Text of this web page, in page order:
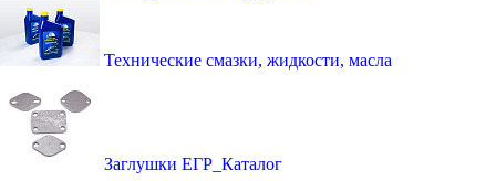
Технические смазки, жидкости, масла
Заглушки ЕГР_Каталог